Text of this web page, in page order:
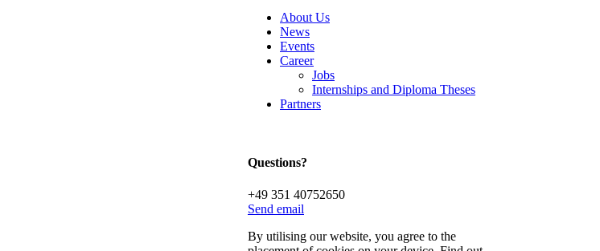
About Us
News
Events
Career
Jobs
Internships and Diploma Theses
Partners
Questions?
+49 351 40752650
Send email
By utilising our website, you agree to the